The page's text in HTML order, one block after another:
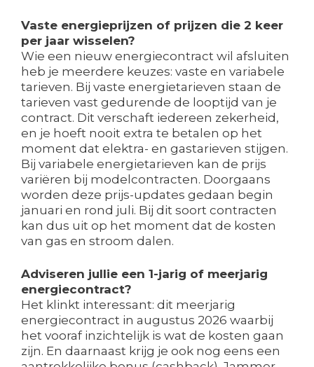
Vaste energieprijzen of prijzen die 2 keer
per jaar wisselen?
Wie een nieuw energiecontract wil afsluiten
heb je meerdere keuzes: vaste en variabele
tarieven. Bij vaste energietarieven staan de
tarieven vast gedurende de looptijd van je
contract. Dit verschaft iedereen zekerheid,
en je hoeft nooit extra te betalen op het
moment dat elektra- en gastarieven stijgen.
Bij variabele energietarieven kan de prijs
variëren bij modelcontracten. Doorgaans
worden deze prijs-updates gedaan begin
januari en rond juli. Bij dit soort contracten
kan dus uit op het moment dat de kosten
van gas en stroom dalen.
Adviseren jullie een 1-jarig of meerjarig
energiecontract?
Het klinkt interessant: dit meerjarig
energiecontract in augustus 2026 waarbij
het vooraf inzichtelijk is wat de kosten gaan
zijn. En daarnaast krijg je ook nog eens een